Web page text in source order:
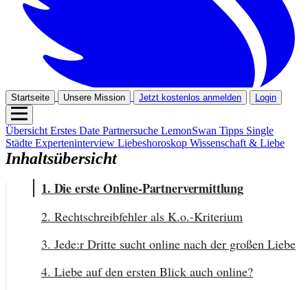
Startseite Unsere Mission Jetzt kostenlos anmelden Login
ÜbersichtErstes Date Partnersuche LemonSwan Tipps Single
Städte Experteninterview Liebeshoroskop Wissenschaft & Liebe
Inhaltsübersicht
1. Die erste Online-Partnervermittlung
2. Rechtschreibfehler als K.o.-Kriterium
3. Jede:r Dritte sucht online nach der großen Liebe
4. Liebe auf den ersten Blick auch online?